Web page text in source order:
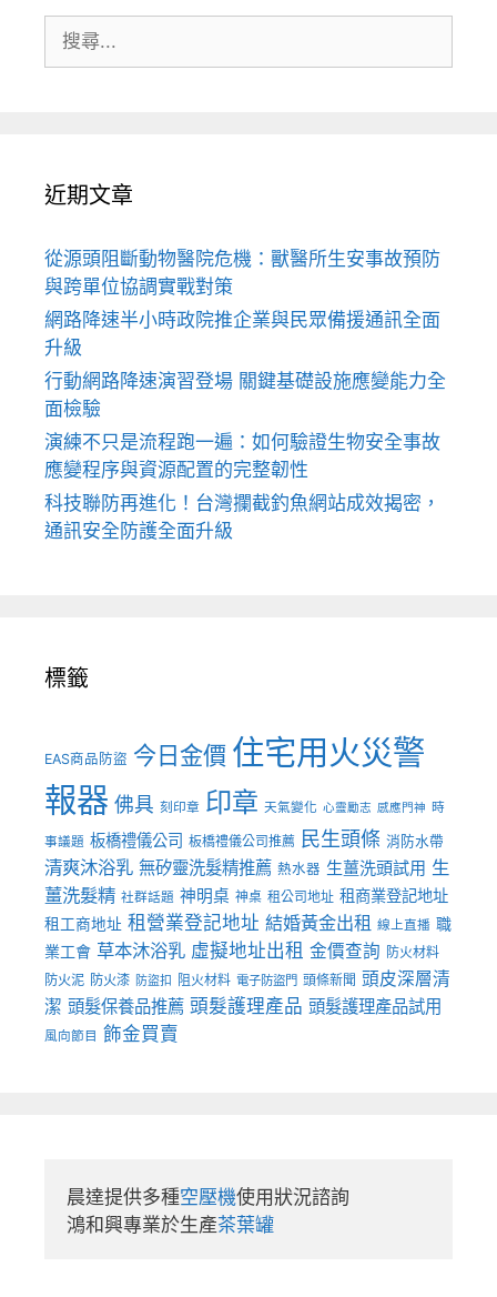
尋:
近期文章
從源頭阻斷動物醫院危機：獸醫所生安事故預防
與跨單位協調實戰對策
網路降速半小時政院推企業與民眾備援通訊全面
升級
行動網路降速演習登場 關鍵基礎設施應變能力全
面檢驗
演練不只是流程跑一遍：如何驗證生物安全事故
應變程序與資源配置的完整韌性
科技聯防再進化！台灣攔截釣魚網站成效揭密，
通訊安全防護全面升級
標籤
EAS商品防盜 今日金價 住宅用火災警
報器 佛具 刻印章 印章 天氣變化 心靈勵志 感應門神 時
事議題 板橋禮儀公司 板橋禮儀公司推薦 民生頭條 消防水帶
清爽沐浴乳 無矽靈洗髮精推薦 熱水器 生薑洗頭試用 生
薑洗髮精 社群話題 神明桌 神桌 租公司地址 租商業登記地址
租工商地址 租營業登記地址 結婚黃金出租 線上直播 職
業工會 草本沐浴乳 虛擬地址出租 金價查詢 防火材料
防火泥 防火漆 防盜扣 阻火材料 電子防盜門 頭條新聞 頭皮深層清
潔 頭髮保養品推薦 頭髮護理產品 頭髮護理產品試用
風向節目 飾金買賣
晨達提供多種空壓機使用狀況諮詢
鴻和興專業於生產茶葉罐